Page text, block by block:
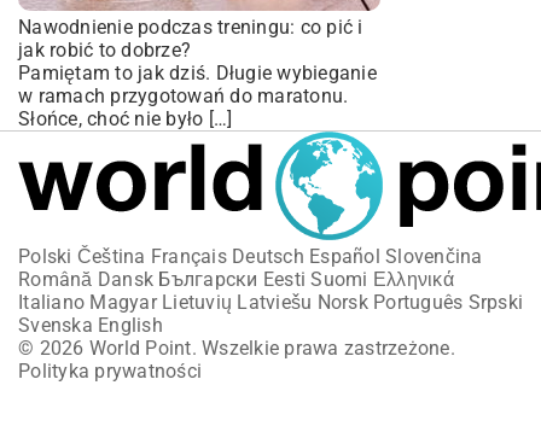
Nawodnienie podczas treningu: co pić i
jak robić to dobrze?
Pamiętam to jak dziś. Długie wybieganie
w ramach przygotowań do maratonu.
Słońce, choć nie było […]
Polski Čeština Français Deutsch Español Slovenčina
Română Dansk Български Eesti Suomi Ελληνικά
Italiano Magyar Lietuvių Latviešu Norsk Português Srpski
Svenska English
© 2026 World Point. Wszelkie prawa zastrzeżone.
Polityka prywatności